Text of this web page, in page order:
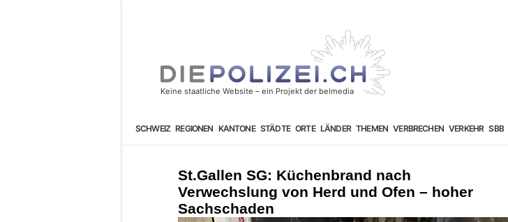
SCHWEIZ REGIONEN KANTONE STÄDTE ORTE LÄNDER THEMEN VERBRECHEN VERKEHR SBB
St.Gallen SG: Küchenbrand nach
Verwechslung von Herd und Ofen – hoher
Sachschaden